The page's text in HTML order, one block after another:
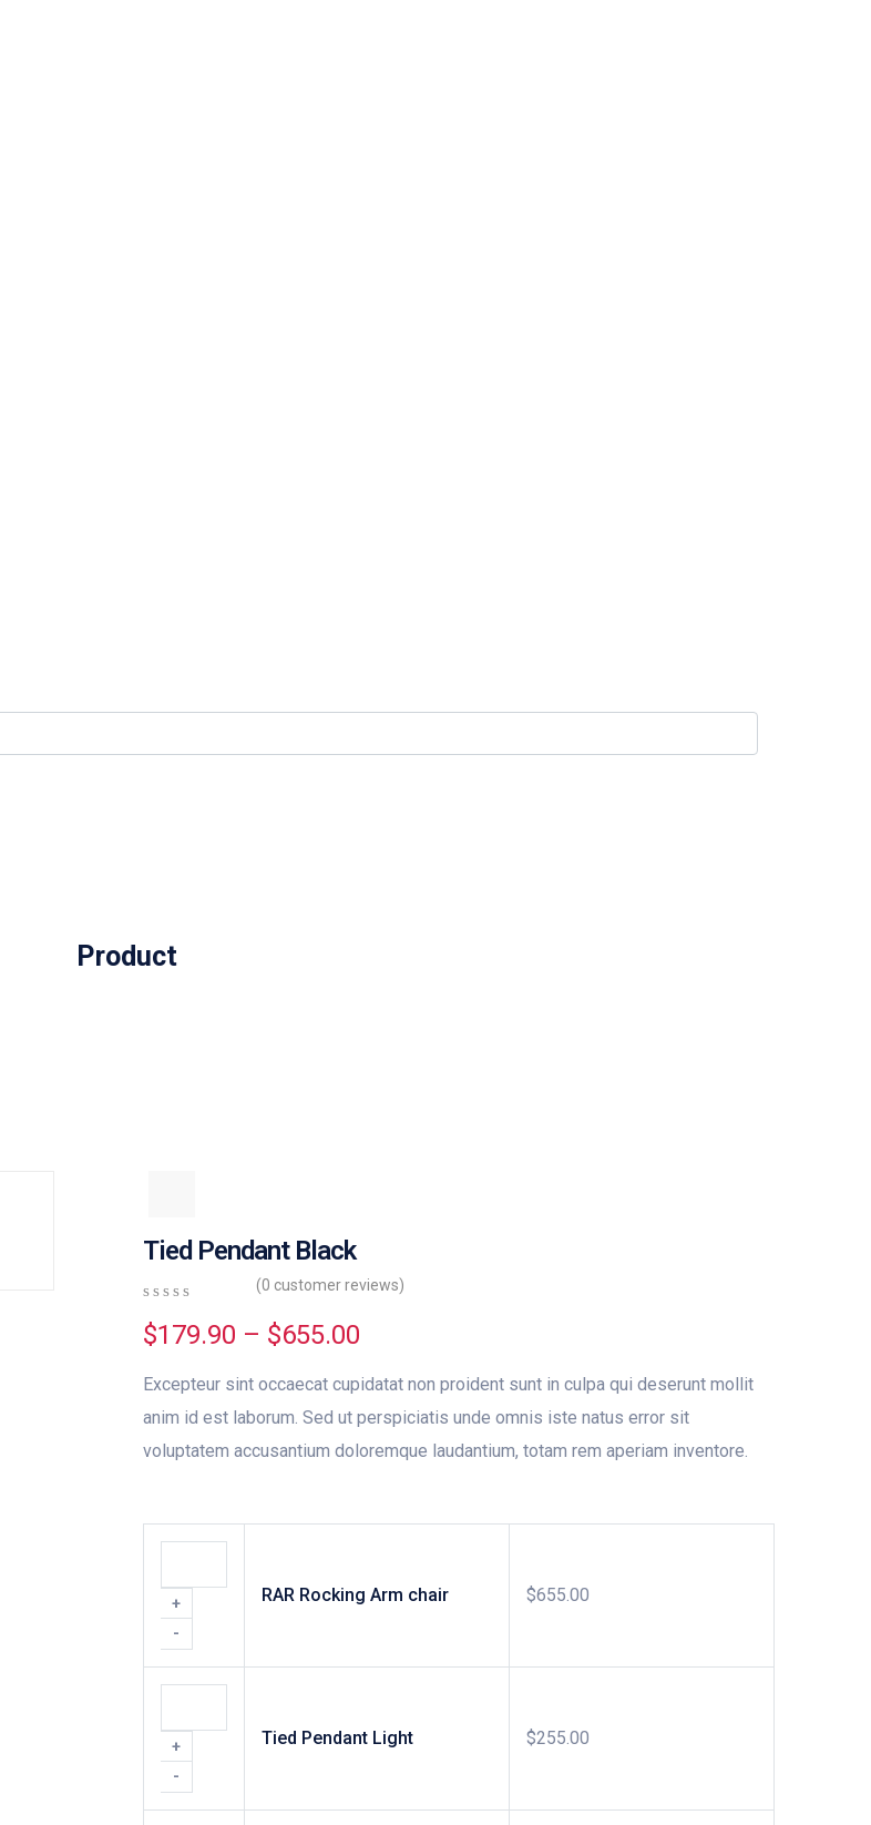
Product
Tied Pendant Black
out
based
on
customer
(0 customer reviews)
$179.90 – $655.00
Excepteur sint occaecat cupidatat non proident sunt in culpa qui deserunt mollit
anim id est laborum. Sed ut perspiciatis unde omnis iste natus error sit
voluptatem accusantium doloremque laudantium, totam rem aperiam inventore.
+
-
RAR Rocking Arm chair $655.00
+
-
Tied Pendant Light $255.00